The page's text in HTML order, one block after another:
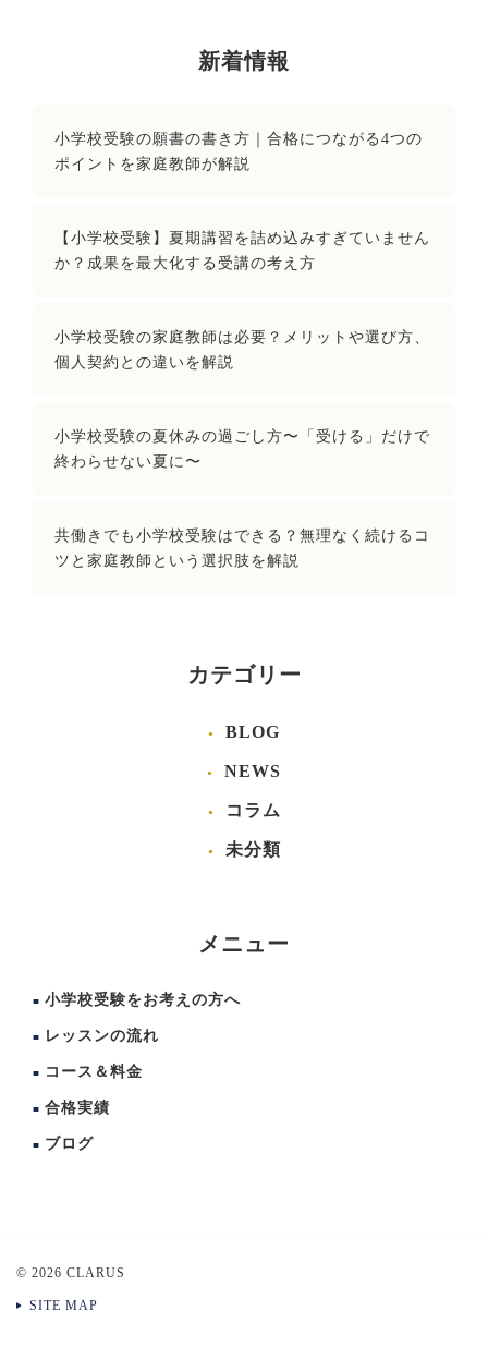
新着情報
小学校受験の願書の書き方｜合格につながる4つの
ポイントを家庭教師が解説
【小学校受験】夏期講習を詰め込みすぎていません
か？成果を最大化する受講の考え方
小学校受験の家庭教師は必要？メリットや選び方、
個人契約との違いを解説
小学校受験の夏休みの過ごし方〜「受ける」だけで
終わらせない夏に〜
共働きでも小学校受験はできる？無理なく続けるコ
ツと家庭教師という選択肢を解説
カテゴリー
BLOG
NEWS
コラム
未分類
メニュー
小学校受験をお考えの方へ
レッスンの流れ
コース＆料金
合格実績
ブログ
© 2026 CLARUS
SITE MAP